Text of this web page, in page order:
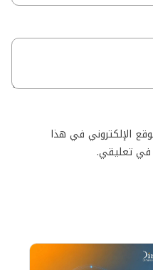
الإلكتروني في هذا
في تعليقي.